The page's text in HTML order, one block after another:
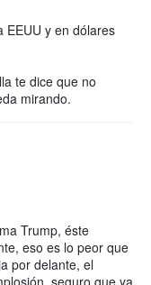
EEUU y en dólares
te dice que no
mirando.
Trump, éste
eso es lo peor que
por delante, el
seguro que ya